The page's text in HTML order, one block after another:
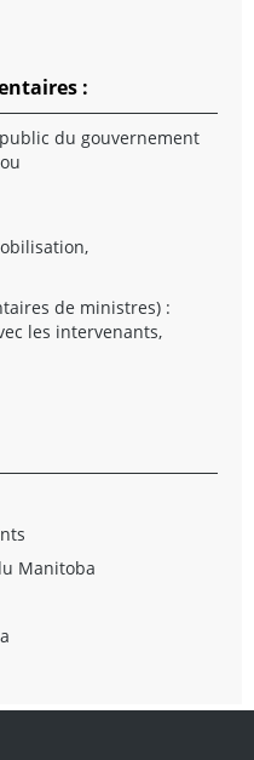
:
du gouvernement
ou
de ministres) :
les intervenants,
Manitoba